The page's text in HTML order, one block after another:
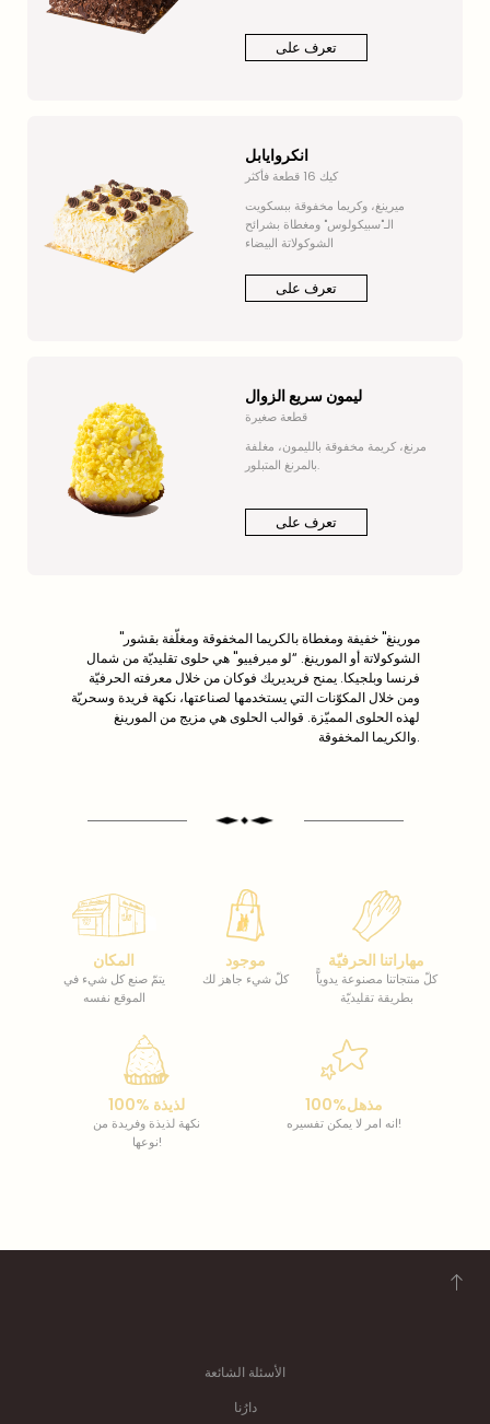
تعرف على
انكروايابل
كيك 16 قطعة فأكثر
ميرينغ، وكريما مخفوقة ببسكويت
الـ"سبيكولوس" ومغطاة بشرائح
الشوكولاتة البيضاء
تعرف على
ليمون سريع الزوال
قطعة صغيرة
مرنغ، كريمة مخفوقة بالليمون، مغلفة
بالمرنغ المتبلور.
تعرف على
"مورينغ" خفيفة ومغطاة بالكريما المخفوقة ومغلّفة بقشور
الشوكولاتة أو المورينغ. “لو ميرفييو" هي حلوى تقليديّة من شمال
فرنسا وبلجيكا. يمنح فريديريك فوكان من خلال معرفته الحرفيّة
ومن خلال المكوّنات التي يستخدمها لصناعتها، نكهة فريدة وسحريّة
لهذه الحلوى المميّزة. قوالب الحلوى هي مزيج من المورينغ
والكريما المخفوقة.
المكان
يتمّ صنع كل شيء في
الموقع نفسه
موجود
كلّ شيء جاهز لك
مهاراتنا الحرفيّة
كلّ منتجاتنا مصنوعة يدوياًّ
بطريقة تقليديّة
100% لذيذة
نكهة لذيذة وفريدة من
نوعها!
100%مذهل
انه امر لا يمكن تفسيره!
الأسئلة الشائعة
دارُنا